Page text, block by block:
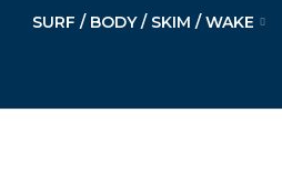
SURF / BODY / SKIM / WAKE